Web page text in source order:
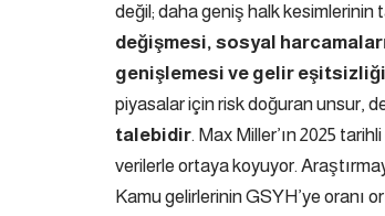
değil; daha geniş halk kesimlerinin
değişmesi, sosyal
genişlemesi ve gelir
piyasalar için risk doğuran unsur,
talebidir. Max Miller’ın 2025
verilerle ortaya koyuyor.
Kamu gelirlerinin GSYH’ye oranı